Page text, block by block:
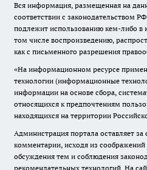
Вся информация, размещенная на
соответствии с законодательством
подлежит использованию кем-либо в
том числе воспроизведению,
как с письменного разрешения
«На информационном ресурсе
технологии (информационные
информации на основе сбора,
относящихся к предпочтениям
находящихся на территории
Администрация портала оставляет
комментарии, исходя из соображений
обсуждения тем и соблюдения
рекомендательных технологий. На